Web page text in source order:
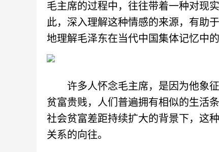
毛主席的过程中，往往带着一种对现
此，深入理解这种情感的来源，有助
地理解毛泽东在当代中国集体记忆中的
许多人怀念毛主席，是因为他象征
贫富贵贱，人们普遍拥有相似的生活
社会贫富差距持续扩大的背景下，这
关系的向往。